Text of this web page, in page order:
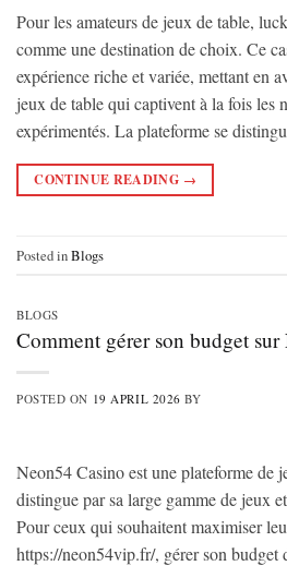
Pour les amateurs de jeux de table,
comme une destination de choix. Ce
expérience riche et variée, mettant en
jeux de table qui captivent à la fois les
expérimentés. La plateforme se
CONTINUE READING →
Posted inBlogs
BLOGS
Comment gérer son budget
POSTED ON 19 APRIL 2026 BY
Neon54 Casino est une plateforme de
distingue par sa large gamme de jeux
Pour ceux qui souhaitent maximiser
https://neon54vip.fr/, gérer son budget